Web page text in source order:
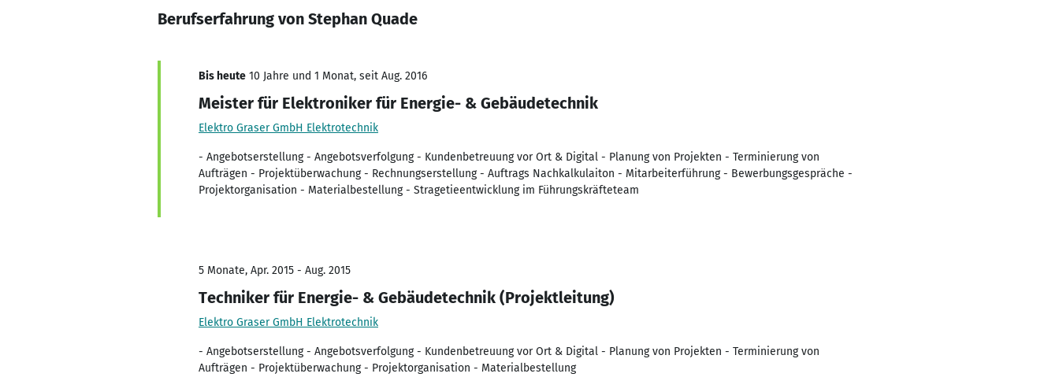
Berufserfahrung von Stephan Quade
Bis heute 10 Jahre und 1 Monat, seit Aug. 2016
Meister für Elektroniker für Energie- & Gebäudetechnik
Elektro Graser GmbH Elektrotechnik
- Angebotserstellung - Angebotsverfolgung - Kundenbetreuung vor Ort & Digital - Planung von Projekten - Terminierung von
Aufträgen - Projektüberwachung - Rechnungserstellung - Auftrags Nachkalkulaiton - Mitarbeiterführung - Bewerbungsgespräche -
Projektorganisation - Materialbestellung - Stragetieentwicklung im Führungskräfteteam
5 Monate, Apr. 2015 - Aug. 2015
Techniker für Energie- & Gebäudetechnik (Projektleitung)
Elektro Graser GmbH Elektrotechnik
- Angebotserstellung - Angebotsverfolgung - Kundenbetreuung vor Ort & Digital - Planung von Projekten - Terminierung von
Aufträgen - Projektüberwachung - Projektorganisation - Materialbestellung